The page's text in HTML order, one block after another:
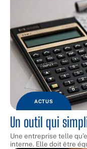
ACTUS
Un outil qui
Une entreprise telle
interne. Elle doit être